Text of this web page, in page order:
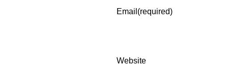
Email (required)
Website